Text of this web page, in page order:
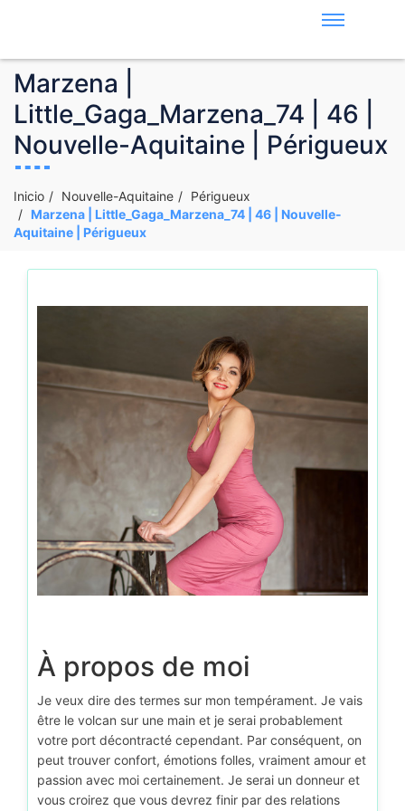
Marzena |
Little_Gaga_Marzena_74 | 46 |
Nouvelle-Aquitaine | Périgueux
Inicio Nouvelle-Aquitaine
Périgueux
Marzena | Little_Gaga_Marzena_74 | 46 | Nouvelle-
Aquitaine | Périgueux
À propos de moi
Je veux dire des termes sur mon tempérament. Je vais
être le volcan sur une main et je serai probablement
votre port décontracté cependant. Par conséquent, on
peut trouver confort, émotions folles, vraiment amour et
passion avec moi certainement. Je serai un donneur et
vous croirez que vous devrez finir par des relations